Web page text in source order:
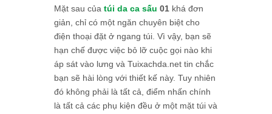
Mặt sau của túi da ca sấu 01 khá đơn
giản, chỉ có một ngăn chuyên biệt cho
điện thoại đặt ở ngang túi. Vì vậy, bạn sẽ
hạn chế được việc bỏ lỡ cuộc gọi nào khi
áp sát vào lưng và Tuixachda.net tin chắc
bạn sẽ hài lòng với thiết kế này. Tuy nhiên
đó không phải là tất cả, điểm nhấn chính
là tất cả các phụ kiện đều ở một mặt túi và